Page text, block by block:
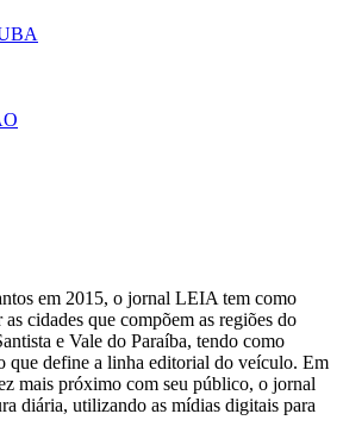
em 2015, o jornal LEIA tem como
cidades que compõem as regiões do
e Vale do Paraíba, tendo como
que define a linha editorial do veículo. Em
mais próximo com seu público, o jornal
diária, utilizando as mídias digitais para